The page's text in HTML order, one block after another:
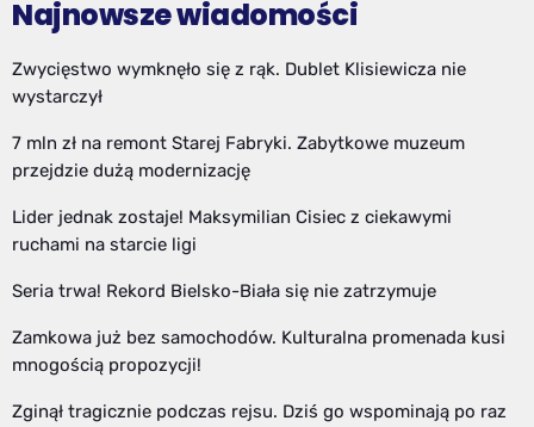
Najnowsze wiadomości
Zwycięstwo wymknęło się z rąk. Dublet Klisiewicza nie
wystarczył
7 mln zł na remont Starej Fabryki. Zabytkowe muzeum
przejdzie dużą modernizację
Lider jednak zostaje! Maksymilian Cisiec z ciekawymi
ruchami na starcie ligi
Seria trwa! Rekord Bielsko-Biała się nie zatrzymuje
Zamkowa już bez samochodów. Kulturalna promenada kusi
mnogością propozycji!
Zginął tragicznie podczas rejsu. Dziś go wspominają po raz